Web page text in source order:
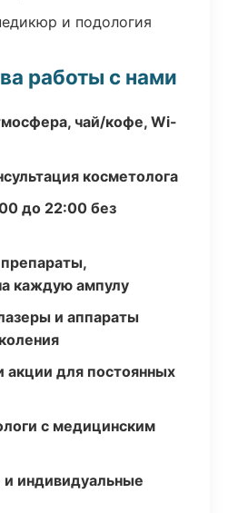
и подология
работы с нами
чай/кофе, Wi-
косметолога
до 22:00 без
каждую ампулу
и аппараты
акции для постоянных
с медицинским
индивидуальные